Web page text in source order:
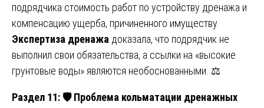
подрядчика стоимость работ по устройству дренажа и
компенсацию ущерба, причиненного имуществу.
Экспертиза дренажа доказала, что подрядчик не
выполнил свои обязательства, а ссылки на «высокие
грунтовые воды» являются необоснованными. ⚖️
Раздел 11: 🛡️ Проблема кольматации дренажных